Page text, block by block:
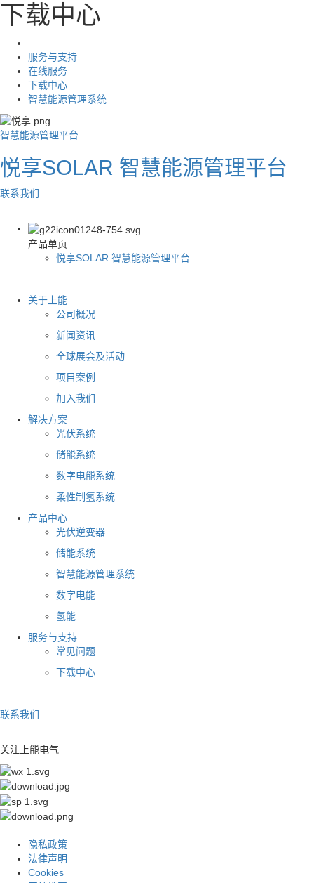
下载中心
服务与支持
在线服务
下载中心
智慧能源管理系统
智慧能源管理平台
悦享SOLAR 智慧能源管理平台
联系我们
产品单页
悦享SOLAR 智慧能源管理平台
关于上能
公司概况
新闻资讯
全球展会及活动
项目案例
加入我们
解决方案
光伏系统
储能系统
数字电能系统
柔性制氢系统
产品中心
光伏逆变器
储能系统
智慧能源管理系统
数字电能
氢能
服务与支持
常见问题
下载中心
联系我们
关注上能电气
隐私政策
法律声明
Cookies